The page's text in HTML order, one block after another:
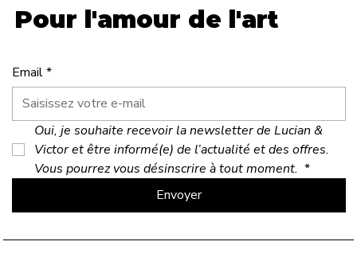
Email*
Oui, je souhaite recevoir la newsletter de Lucian &
Victor et être informé(e) de l’actualité et des offres.
Vous pourrez vous désinscrire à tout moment. *
Envoyer
Pour l'amour de l'art